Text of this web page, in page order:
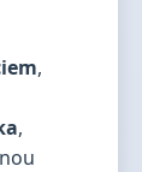
,
,